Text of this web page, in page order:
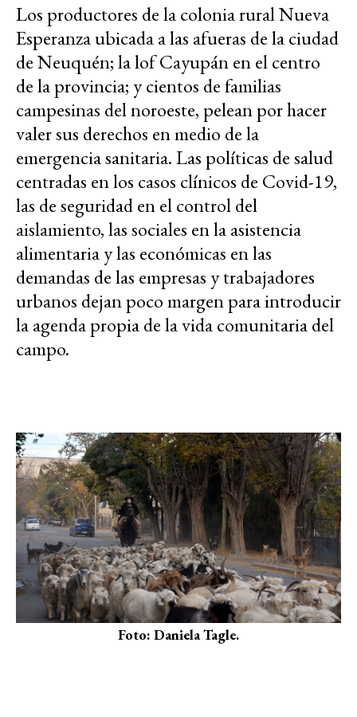
Los productores de la colonia rural Nueva
Esperanza ubicada a las afueras de la ciudad
de Neuquén; la lof Cayupán en el centro
de la provincia; y cientos de familias
campesinas del noroeste, pelean por hacer
valer sus derechos en medio de la
emergencia sanitaria. Las políticas de salud
centradas en los casos clínicos de Covid-19,
las de seguridad en el control del
aislamiento, las sociales en la asistencia
alimentaria y las económicas en las
demandas de las empresas y trabajadores
urbanos dejan poco margen para introducir
la agenda propia de la vida comunitaria del
campo.
Foto: Daniela Tagle.